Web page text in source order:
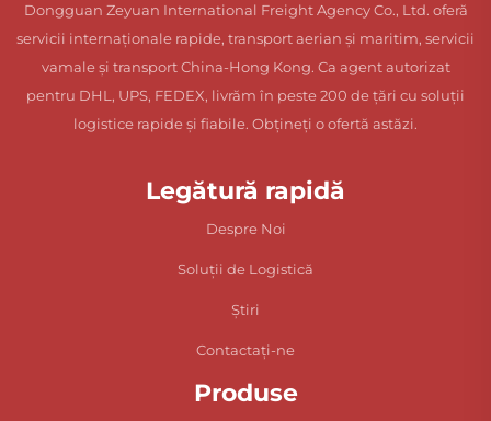
Dongguan Zeyuan International Freight Agency Co., Ltd. oferă
servicii internaționale rapide, transport aerian și maritim, servicii
vamale și transport China-Hong Kong. Ca agent autorizat
pentru DHL, UPS, FEDEX, livrăm în peste 200 de țări cu soluții
logistice rapide și fiabile. Obțineți o ofertă astăzi.
Legătură rapidă
Despre Noi
Soluții de Logistică
Știri
Contactați-ne
Produse